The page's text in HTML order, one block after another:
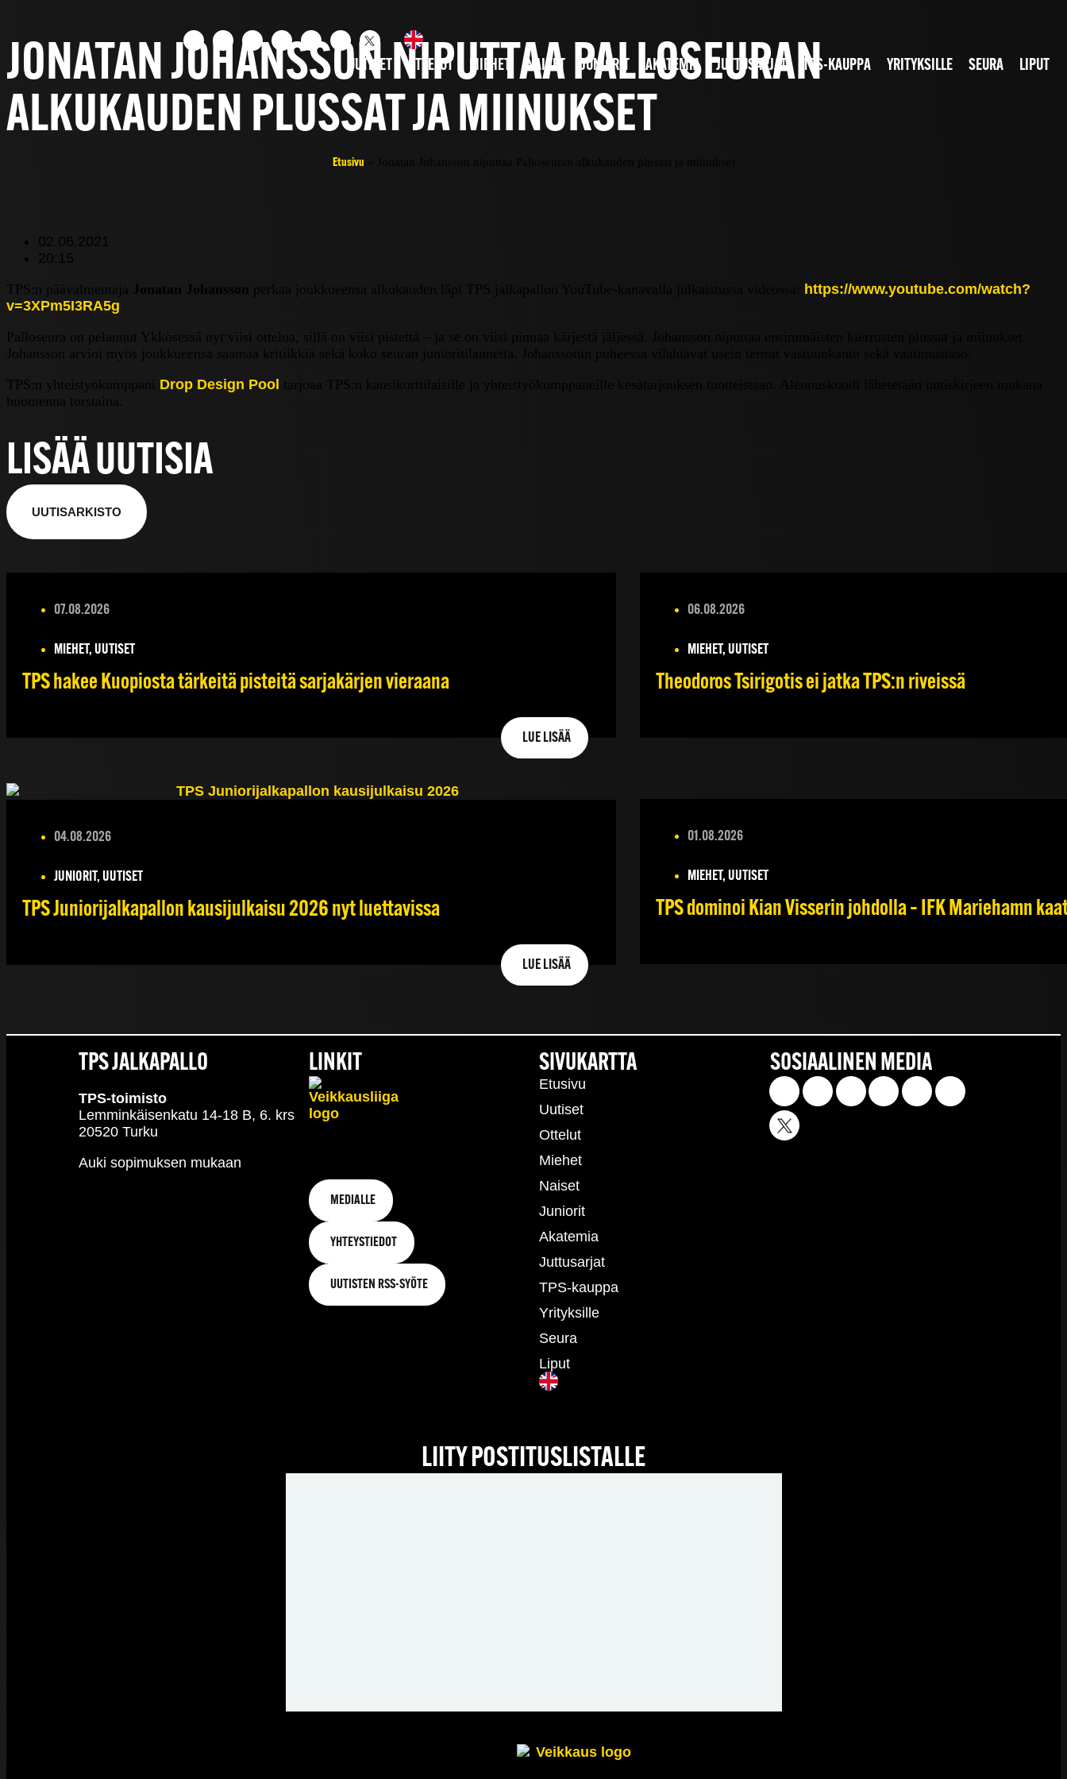
UUTISET OTTELUT MIEHET NAISET JUNIORIT AKATEMIA JUTTUSARJAT TPS-KAUPPA YRITYKSILLE SEURA LIPUT
JONATAN JOHANSSON NIPUTTAA PALLOSEURAN
ALKUKAUDEN PLUSSAT JA MIINUKSET
Etusivu
02.06.2021
20:15
TPS:n päävalmentaja
Jonatan Johansson
https://www.youtube.com/watch?
v=3XPm5I3RA5g
Palloseura on pelannut Ykkösessä nyt viisi ottelua, sillä on viisi pistettä – ja se on viisi pinnaa kärjestä jäljessä. Johansson niputtaa ensimmäisten kierrosten plussat ja miinukset.
Johansson arvioi myös joukkueensa saamaa kritiikkiä sekä koko seuran junioritilannetta. Johanssonin puheessa vilahtavat usein termit vastuunkanto sekä vaatimustaso.
TPS:n yhteistyökumppani Drop Design Pool
huomenna torstaina.
LISÄÄ UUTISIA
UUTISARKISTO
07.08.2026
MIEHET, UUTISET
TPS hakee Kuopiosta tärkeitä pisteitä sarjakärjen vieraana
LUE LISÄÄ
06.08.2026
MIEHET, UUTISET
Theodoros Tsirigotis ei jatka TPS:n riveissä
04.08.2026
JUNIORIT, UUTISET
TPS Juniorijalkapallon kausijulkaisu 2026 nyt luettavissa
LUE LISÄÄ
01.08.2026
MIEHET, UUTISET
TPS dominoi Kian Visserin johdolla – IFK Mariehamn
TPS JALKAPALLO
TPS-toimisto
Lemminkäisenkatu 14-18 B, 6. krs
20520 Turku
Auki sopimuksen mukaan
LINKIT
MEDIALLE
YHTEYSTIEDOT
UUTISTEN RSS-SYÖTE
SIVUKARTTA
Etusivu
Uutiset
Ottelut
Miehet
Naiset
Juniorit
Akatemia
Juttusarjat
TPS-kauppa
Yrityksille
Seura
Liput
SOSIAALINEN MEDIA
LIITY POSTITUSLISTALLE